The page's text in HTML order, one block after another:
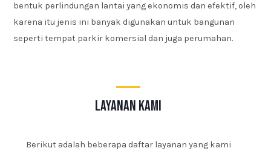
bentuk perlindungan lantai yang ekonomis dan efektif, oleh
karena itu jenis ini banyak digunakan untuk bangunan
seperti tempat parkir komersial dan juga perumahan.
layanan kami
Berikut adalah beberapa daftar layanan yang kami